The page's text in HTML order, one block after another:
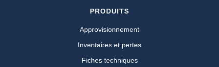
PRODUITS
Approvisionnement
Inventaires et pertes
Fiches techniques